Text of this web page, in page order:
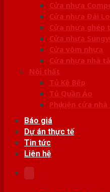
Cửa nhựa
Cửa nhựa Đài
Cửa nhựa ghép
Cửa nhựa
Cửa vòm nhựa
Cửa nhựa nhà
Nội thất
Tủ Kệ Bếp
Tủ Quần Áo
Phụ kiện cửa
Báo giá
Dự án thực tế
Tin tức
Liên hệ